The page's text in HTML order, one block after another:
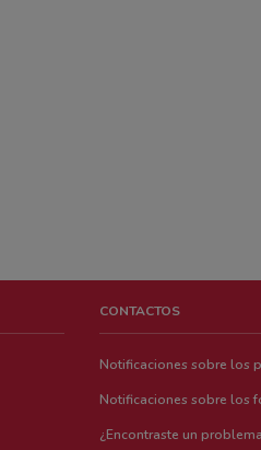
CONTACTOS
Notificaciones sobre los
Notificaciones sobre los
¿Encontraste un